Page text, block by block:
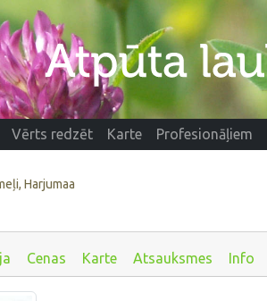
Vērts redzēt Karte Profesionāļiem
Harjumaa
Cenas Karte Atsauksmes Info